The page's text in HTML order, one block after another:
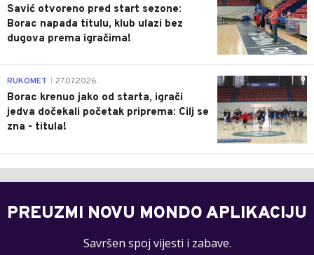
Savić otvoreno pred start sezone:
Borac napada titulu, klub ulazi bez
dugova prema igračima!
0
RUKOMET 27.07.2026.
Borac krenuo jako od starta, igrači
jedva dočekali početak priprema: Cilj se
zna - titula!
PREUZMI NOVU MONDO APLIKACIJU
Savršen spoj vijesti i zabave.